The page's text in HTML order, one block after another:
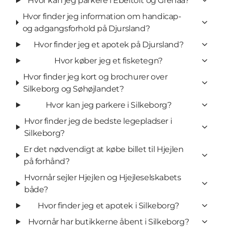
Hvor finder jeg information om handicap-
og adgangsforhold på Djursland?
Hvor finder jeg et apotek på Djursland?
Hvor køber jeg et fisketegn?
Hvor finder jeg kort og brochurer over
Silkeborg og Søhøjlandet?
Hvor kan jeg parkere i Silkeborg?
Hvor finder jeg de bedste legepladser i
Silkeborg?
Er det nødvendigt at købe billet til Hjejlen
på forhånd?
Hvornår sejler Hjejlen og Hjejleselskabets
både?
Hvor finder jeg et apotek i Silkeborg?
Hvornår har butikkerne åbent i Silkeborg?